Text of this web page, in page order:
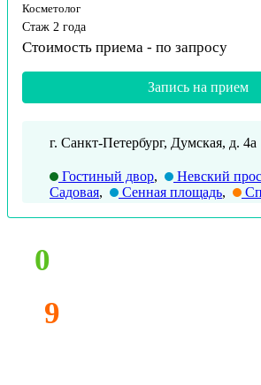
Косметолог
Стаж 2 года
Стоимость приема - по запросу
Запись на прием
г. Санкт-Петербург, Думская, д. 4а
Гостиный двор, Невский
Садовая, Сенная площадь,
0
9